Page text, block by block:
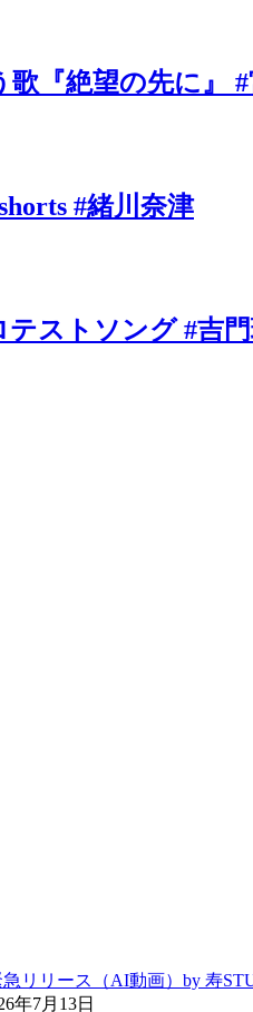
『絶望の先に』 #
#緒川奈津
ストソング #吉
リリース（AI動画）by 寿
年7月13日